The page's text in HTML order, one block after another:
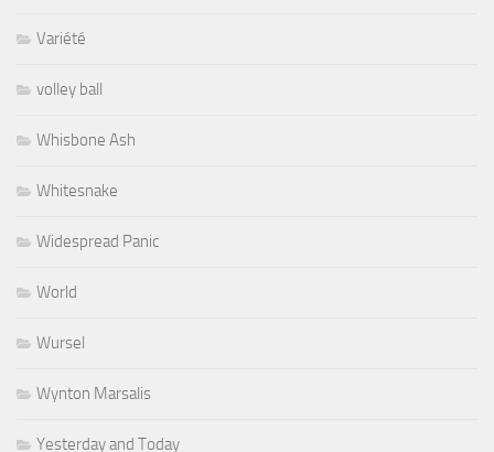
Variété
volley ball
Whisbone Ash
Whitesnake
Widespread Panic
World
Wursel
Wynton Marsalis
Yesterday and Today